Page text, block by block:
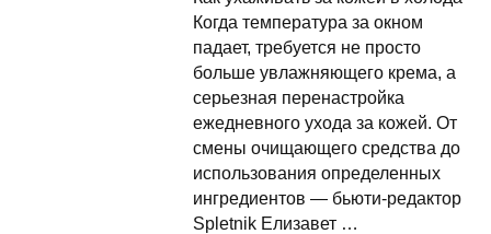
Когда температура за окном
падает, требуется не просто
больше увлажняющего крема, а
серьезная перенастройка
ежедневного ухода за кожей. От
смены очищающего средства до
использования определенных
ингредиентов — бьюти-редактор
Spletnik Елизавет …